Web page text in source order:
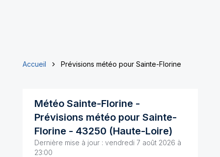
Accueil Prévisions météo pour Sainte-Florine
Météo Sainte-Florine -
Prévisions météo pour Sainte-
Florine - 43250 (Haute-Loire)
Dernière mise à jour : vendredi 7 août 2026 à
23:00